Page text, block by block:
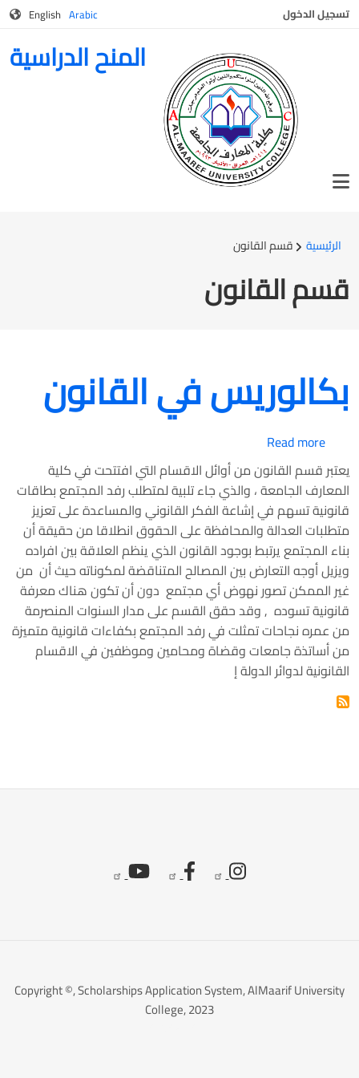
تجاوز إلى المحتوى الرئيسي English Arabic User account menu
تسجيل الدخول
المنح الدراسية
مسار التنقل
الرئيسية قسم القانون
قسم القانون
بكالوريس في القانون
Read more
يعتبر قسم القانون من أوائل الاقسام التي افتتحت في كلية
المعارف الجامعة ، والذي جاء تلبية لمتطلب رفد المجتمع بطاقات
قانونية تسهم في إشاعة الفكر القانوني والمساعدة على تعزيز
متطلبات العدالة والمحافظة على الحقوق انطلاقا من حقيقة أن
بناء المجتمع يرتبط بوجود القانون الذي ينظم العلاقة بين افراده
ويزيل أوجه التعارض بين المصالح المتناقضة لمكوناته حيث أن من
غير الممكن تصور نهوض أي مجتمع دون أن تكون هناك معرفة
قانونية تسوده , وقد حقق القسم على مدار السنوات المنصرمة
من عمره نجاحات تمثلت في رفد المجتمع بكفاءات قانونية متميزة
من أساتذة جامعات وقضاة ومحامين وموظفين في الاقسام
القانونية لدوائر الدولة إ
Copyright ©, Scholarships Application System, AlMaarif University
College, 2023